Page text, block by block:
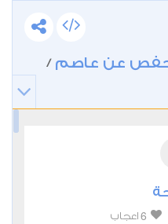
حفص عن عاصم /
6 اعجاب